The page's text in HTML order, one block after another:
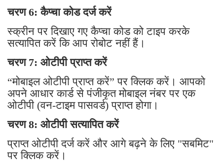
चरण 6: कैप्चा कोड दर्ज करें
स्क्रीन पर दिखाए गए कैप्चा कोड को टाइप करके
सत्यापित करें कि आप रोबोट नहीं हैं।
चरण 7: ओटीपी प्राप्त करें
“मोबाइल ओटीपी प्राप्त करें” पर क्लिक करें। आपको
अपने आधार कार्ड से पंजीकृत मोबाइल नंबर पर एक
ओटीपी (वन-टाइम पासवर्ड) प्राप्त होगा।
चरण 8: ओटीपी सत्यापित करें
प्राप्त ओटीपी दर्ज करें और आगे बढ़ने के लिए "सबमिट"
पर क्लिक करें।